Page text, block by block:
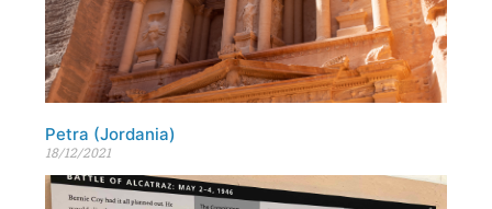
Petra (Jordania)
18/12/2021